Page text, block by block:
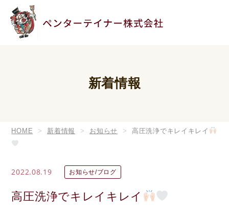
新着情報
HOME 新着情報 お知らせ 高圧洗浄でキレイキレイ
2022.08.19 お知らせ/ブログ
高圧洗浄でキレイキレイ